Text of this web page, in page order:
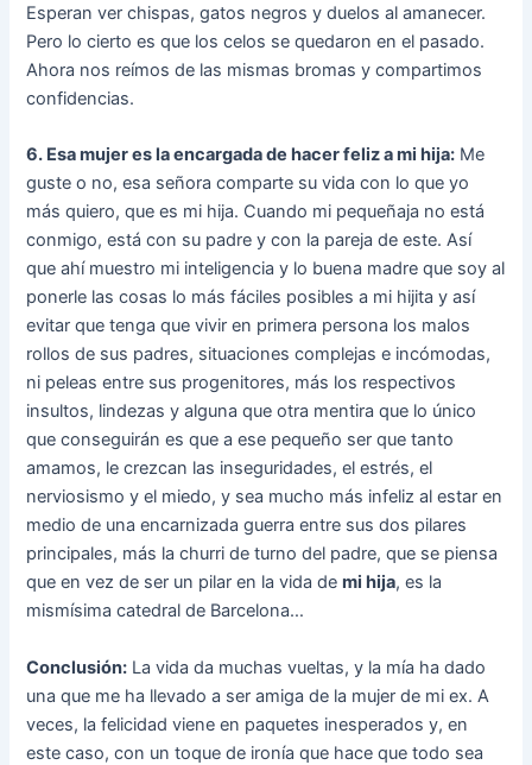
Esperan ver chispas, gatos negros y duelos al amanecer.
Pero lo cierto es que los celos se quedaron en el pasado.
Ahora nos reímos de las mismas bromas y compartimos
confidencias.
6. Esa mujer es la encargada de hacer feliz a mi hija: Me
guste o no, esa señora comparte su vida con lo que yo
más quiero, que es mi hija. Cuando mi pequeñaja no está
conmigo, está con su padre y con la pareja de este. Así
que ahí muestro mi inteligencia y lo buena madre que soy al
ponerle las cosas lo más fáciles posibles a mi hijita y así
evitar que tenga que vivir en primera persona los malos
rollos de sus padres, situaciones complejas e incómodas,
ni peleas entre sus progenitores, más los respectivos
insultos, lindezas y alguna que otra mentira que lo único
que conseguirán es que a ese pequeño ser que tanto
amamos, le crezcan las inseguridades, el estrés, el
nerviosismo y el miedo, y sea mucho más infeliz al estar en
medio de una encarnizada guerra entre sus dos pilares
principales, más la churri de turno del padre, que se piensa
que en vez de ser un pilar en la vida demi hija, es la
mismísima catedral de Barcelona…
Conclusión: La vida da muchas vueltas, y la mía ha dado
una que me ha llevado a ser amiga de la mujer de mi ex. A
veces, la felicidad viene en paquetes inesperados y, en
este caso, con un toque de ironía que hace que todo sea